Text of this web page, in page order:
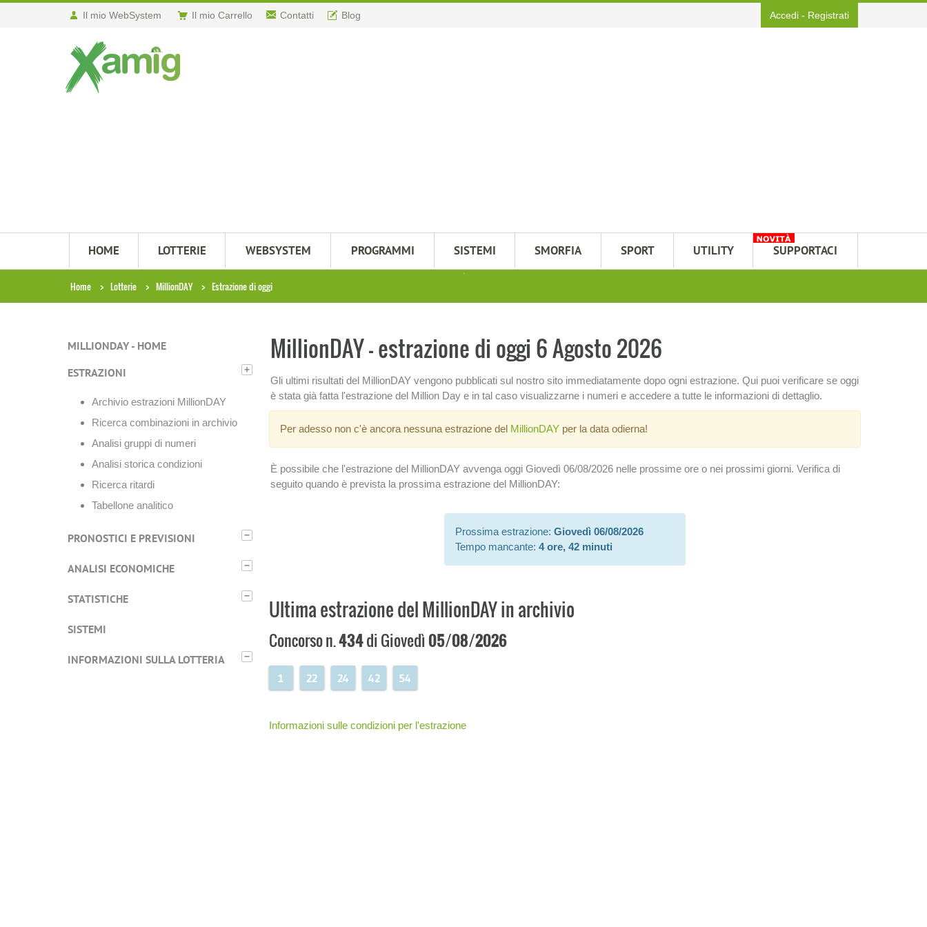
Il mio WebSystem Il mio Carrello Contatti Blog Accedi - Registrati
HOME LOTTERIE WEBSYSTEM PROGRAMMI SISTEMI SMORFIA SPORT UTILITY SUPPORTACI
Home Lotterie MillionDAY Estrazione di oggi
MILLIONDAY - HOME
ESTRAZIONI
+
Archivio estrazioni MillionDAY
Ricerca combinazioni in archivio
Analisi gruppi di numeri
Analisi storica condizioni
Ricerca ritardi
Tabellone analitico
PRONOSTICI E PREVISIONI −
ANALISI ECONOMICHE −
STATISTICHE −
SISTEMI
INFORMAZIONI SULLA LOTTERIA −
MillionDAY - estrazione di oggi 6 Agosto 2026
Gli ultimi risultati del MillionDAY vengono pubblicati sul nostro sito immediatamente dopo ogni estrazione. Qui puoi verificare se oggi
è stata già fatta l'estrazione del Million Day e in tal caso visualizzarne i numeri e accedere a tutte le informazioni di dettaglio.
Per adesso non c'è ancora nessuna estrazione del MillionDAYper la data odierna!
È possibile che l'estrazione del MillionDAY avvenga oggi Giovedì 06/08/2026 nelle prossime ore o nei prossimi giorni. Verifica di
seguito quando è prevista la prossima estrazione del MillionDAY:
Prossima estrazione: Giovedì 06/08/2026
Tempo mancante: 4 ore, 42 minuti
Ultima estrazione del MillionDAY in archivio
Concorso n.434di Giovedì05/08/2026
1 22 24 42 54
Informazioni sulle condizioni per l'estrazione